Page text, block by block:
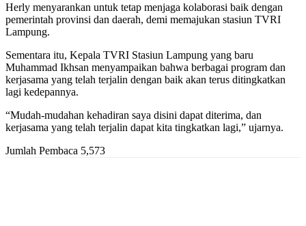
Herly menyarankan untuk tetap menjaga kolaborasi baik dengan
pemerintah provinsi dan daerah, demi memajukan stasiun TVRI
Lampung.
Sementara itu, Kepala TVRI Stasiun Lampung yang baru
Muhammad Ikhsan menyampaikan bahwa berbagai program dan
kerjasama yang telah terjalin dengan baik akan terus ditingkatkan
lagi kedepannya.
“Mudah-mudahan kehadiran saya disini dapat diterima, dan
kerjasama yang telah terjalin dapat kita tingkatkan lagi,” ujarnya.
Jumlah Pembaca 5,573